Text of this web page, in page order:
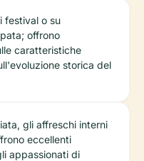
festival o su
offrono
caratteristiche
storica del
gli affreschi interni
eccellenti
appassionati di